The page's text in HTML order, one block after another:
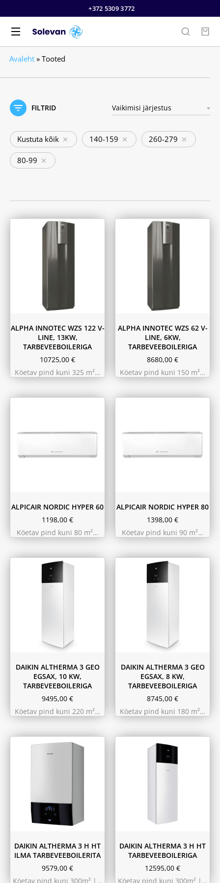
+372 5309 3772
Avaleht » Tooted
FILTRID
Kustuta kõik 140-159 260-279
80-99
ALPHA INNOTEC WZS 122 V-
LINE, 13KW,
TARBEVEEBOILERIGA
10725,00 €
Köetav pind kuni 325 m²…
ALPHA INNOTEC WZS 62 V-
LINE, 6KW,
TARBEVEEBOILERIGA
8680,00 €
Köetav pind kuni 150 m²…
ALPICAIR NORDIC HYPER 60
1198,00 €
Köetav pind kuni 80 m²…
ALPICAIR NORDIC HYPER 80
1398,00 €
Köetav pind kuni 90 m²…
DAIKIN ALTHERMA 3 GEO
EGSAX, 10 KW,
TARBEVEEBOILERIGA
9495,00 €
Köetav pind kuni 220 m²…
DAIKIN ALTHERMA 3 GEO
EGSAX, 8 KW,
TARBEVEEBOILERIGA
8745,00 €
Köetav pind kuni 180 m²…
10.44 kW 260m²
9.75 kW 220m²
DAIKIN ALTHERMA 3 H HT
ILMA TARBEVEEBOILERITA
9579,00 €
Köetav pind kuni 300m² |…
230L
DAIKIN ALTHERMA 3 H HT
TARBEVEEBOILERIGA
12595,00 €
Köetav pind kuni 300m² |…